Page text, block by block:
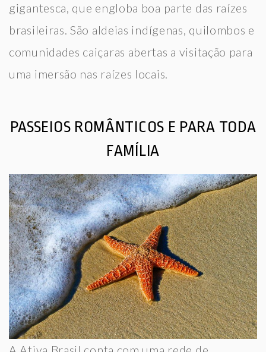
gigantesca, que engloba boa parte das raízes
brasileiras. São aldeias indígenas, quilombos e
comunidades caiçaras abertas a visitação para
uma imersão nas raízes locais.
PASSEIOS ROMÂNTICOS E PARA TODA
FAMÍLIA